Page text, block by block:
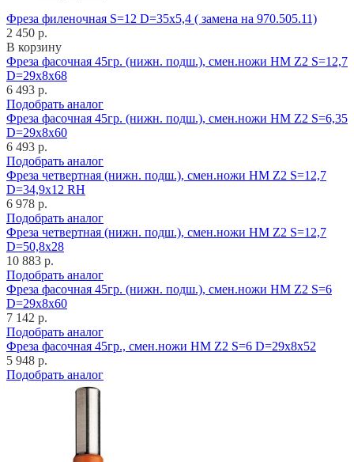
Фреза филеночная S=12 D=35x5,4 ( замена на 970.505.11)
2 450 р.
В корзину
Фреза фасочная 45гр. (нижн. подш.), смен.ножи HM Z2 S=12,7
D=29x8x68
6 493 р.
Подобрать аналог
Фреза фасочная 45гр. (нижн. подш.), смен.ножи HM Z2 S=6,35
D=29x8x60
6 493 р.
Подобрать аналог
Фреза четвертная (нижн. подш.), смен.ножи HM Z2 S=12,7
D=34,9x12 RH
6 978 р.
Подобрать аналог
Фреза четвертная (нижн. подш.), смен.ножи HM Z2 S=12,7
D=50,8x28
10 883 р.
Подобрать аналог
Фреза фасочная 45гр. (нижн. подш.), смен.ножи HM Z2 S=6
D=29x8x60
7 142 р.
Подобрать аналог
Фреза фасочная 45гр., смен.ножи HM Z2 S=6 D=29x8x52
5 948 р.
Подобрать аналог